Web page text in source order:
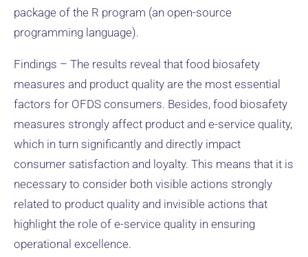
package of the R program (an open-source
programming language).
Findings – The results reveal that food biosafety
measures and product quality are the most essential
factors for OFDS consumers. Besides, food biosafety
measures strongly affect product and e-service quality,
which in turn significantly and directly impact
consumer satisfaction and loyalty. This means that it is
necessary to consider both visible actions strongly
related to product quality and invisible actions that
highlight the role of e-service quality in ensuring
operational excellence.